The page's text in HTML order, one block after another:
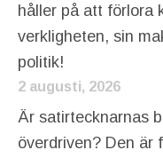
håller på att förlora
verkligheten, sin
politik!
2 augusti, 2026
Är satirtecknarnas
överdriven? Den är